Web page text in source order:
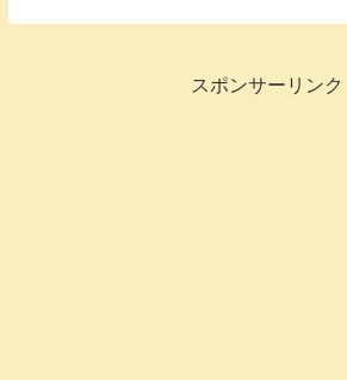
ック。
スポンサーリンク